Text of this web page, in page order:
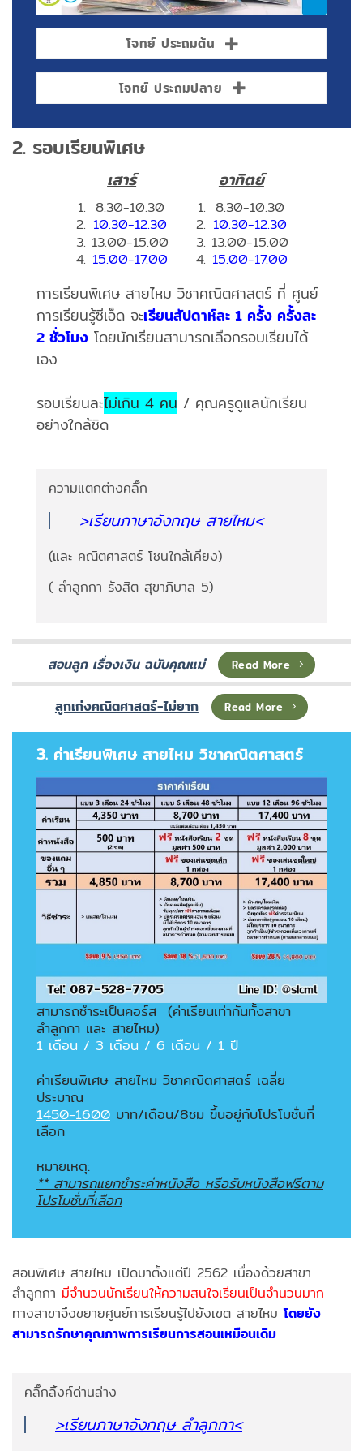
โจทย์ ประถมต้น
โจทย์ ประถมปลาย
2. รอบเรียนพิเศษ
เสาร์
8.30-10.30
10.30-12.30
13.00-15.00
15.00-17.00
อาทิตย์
8.30-10.30
10.30-12.30
13.00-15.00
15.00-17.00
การเรียนพิเศษ สายไหม วิชาคณิตศาสตร์ ที่ ศูนย์
การเรียนรู้ซีเอ็ด จะเรียนสัปดาห์ละ 1 ครั้ง ครั้งละ
2 ชั่วโมง โดยนักเรียนสามารถเลือกรอบเรียนได้
เอง
รอบเรียนละไม่เกิน 4 คน / คุณครูดูแลนักเรียน
อย่างใกล้ชิด
ความแตกต่างคลิ๊ก
>เรียนภาษาอังกฤษ สายไหม<
(และ คณิตศาสตร์ โซนใกล้เคียง)
( ลำลูกกา รังสิต สุขาภิบาล 5)
สอนลูก เรื่องเงิน ฉบับคุณแม่ Read More
ลูกเก่งคณิตศาสตร์-ไม่ยาก Read More
3. ค่าเรียนพิเศษ สายไหม วิชาคณิตศาสตร์
สามารถชำระเป็นคอร์ส (ค่าเรียนเท่ากันทั้งสาขา
ลำลูกกา และ สายไหม)
1 เดือน / 3 เดือน / 6 เดือน / 1 ปี
ค่าเรียนพิเศษ สายไหม วิชาคณิตศาสตร์ เฉลี่ย
ประมาณ
1450-1600 บาท/เดือน/8ชม ขึ้นอยู่กับโปรโมชั่นที่
เลือก
หมายเหตุ:
** สามารถแยกชำระค่าหนังสือ หรือรับหนังสือฟรีตาม
โปรโมชั่นที่เลือก
สอนพิเศษ สายไหม เปิดมาตั้งแต่ปี 2562 เนื่องด้วยสาขา
ลำลูกกา มีจำนวนนักเรียนให้ความสนใจเรียนเป็นจำนวนมาก
ทางสาขาจึงขยายศูนย์การเรียนรู้ไปยังเขต สายไหมโดยยัง
สามารถรักษาคุณภาพการเรียนการสอนเหมือนเดิม
คลิ๊กลิ้งค์ด่านล่าง
>เรียนภาษาอังกฤษ ลำลูกกา<